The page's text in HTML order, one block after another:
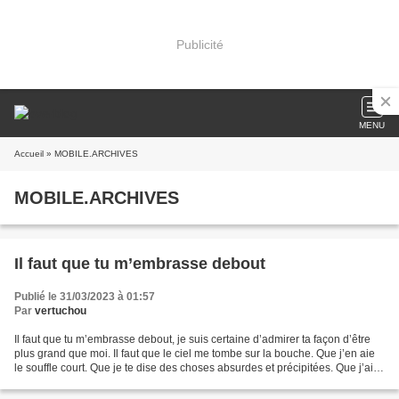
Publicité
MENU
Accueil » MOBILE.ARCHIVES
MOBILE.ARCHIVES
Il faut que tu m’embrasse debout
Publié le 31/03/2023 à 01:57
Par vertuchou
Il faut que tu m’embrasse debout, je suis certaine d’admirer ta façon d’être
plus grand que moi. Il faut que le ciel me tombe sur la bouche. Que j’en aie
le souffle court. Que je te dise des choses absurdes et précipitées. Que j’aie